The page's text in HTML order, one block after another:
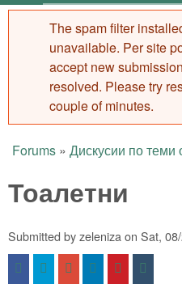
Error
The spam filter
unavailable. Per site
accept new
resolved. Please try
couple of minutes.
You are here
Forums » Дискусии по
Тоалетни
Submitted byzelenizaon Sat,